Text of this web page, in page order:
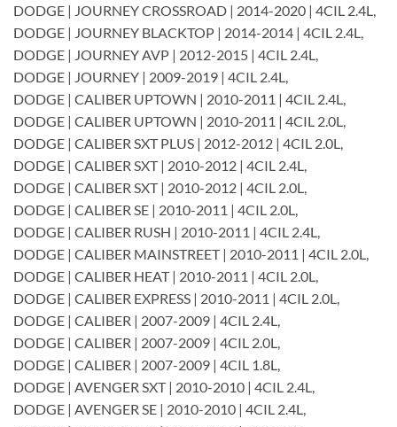
DODGE | JOURNEY CROSSROAD | 2014-2020 | 4CIL 2.4L,
DODGE | JOURNEY BLACKTOP | 2014-2014 | 4CIL 2.4L,
DODGE | JOURNEY AVP | 2012-2015 | 4CIL 2.4L,
DODGE | JOURNEY | 2009-2019 | 4CIL 2.4L,
DODGE | CALIBER UPTOWN | 2010-2011 | 4CIL 2.4L,
DODGE | CALIBER UPTOWN | 2010-2011 | 4CIL 2.0L,
DODGE | CALIBER SXT PLUS | 2012-2012 | 4CIL 2.0L,
DODGE | CALIBER SXT | 2010-2012 | 4CIL 2.4L,
DODGE | CALIBER SXT | 2010-2012 | 4CIL 2.0L,
DODGE | CALIBER SE | 2010-2011 | 4CIL 2.0L,
DODGE | CALIBER RUSH | 2010-2011 | 4CIL 2.4L,
DODGE | CALIBER MAINSTREET | 2010-2011 | 4CIL 2.0L,
DODGE | CALIBER HEAT | 2010-2011 | 4CIL 2.0L,
DODGE | CALIBER EXPRESS | 2010-2011 | 4CIL 2.0L,
DODGE | CALIBER | 2007-2009 | 4CIL 2.4L,
DODGE | CALIBER | 2007-2009 | 4CIL 2.0L,
DODGE | CALIBER | 2007-2009 | 4CIL 1.8L,
DODGE | AVENGER SXT | 2010-2010 | 4CIL 2.4L,
DODGE | AVENGER SE | 2010-2010 | 4CIL 2.4L,